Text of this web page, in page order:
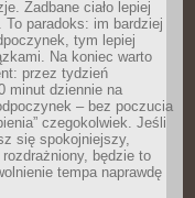
Zadbane ciało lepiej
paradoks: im bardziej
tym lepiej
Na koniec warto
przez tydzień
minut dziennie na
– bez poczucia
czegokolwiek. Jeśli
się spokojniejszy,
będzie to
tempa naprawdę